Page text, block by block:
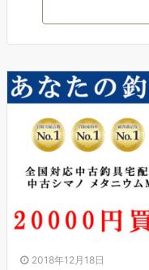
2018年12月18日